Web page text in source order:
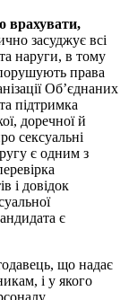
врахувати,
засуджує всі
наруги, в тому
права
Об’єднаних
підтримка
доречної й
сексуальні
є одним з
і довідок
є
що надає
і у якого